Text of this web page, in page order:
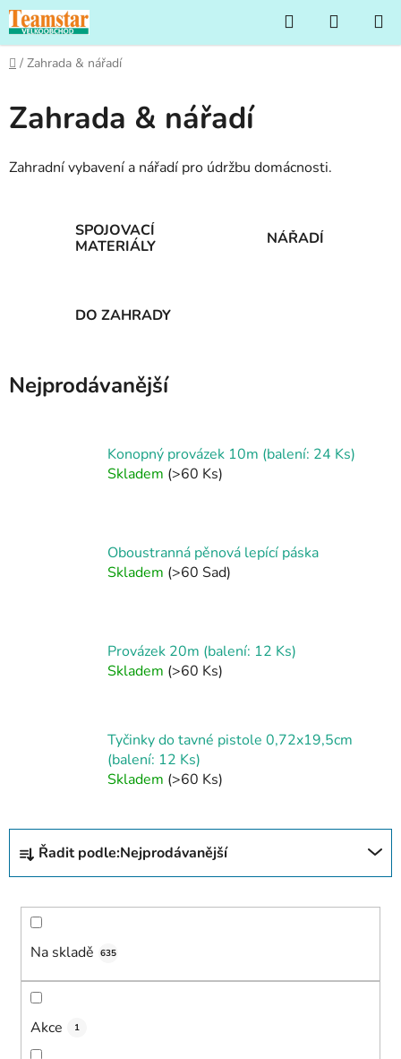
Přejít
na
obsah
Hledat
KOŠÍK
Domů
/ Zahrada & nářadí
Zahrada & nářadí
Zahradní vybavení a nářadí pro údržbu domácnosti.
SPOJOVACÍ
MATERIÁLY
NÁŘADÍ
DO ZAHRADY
Nejprodávanější
Konopný provázek 10m (balení: 24 Ks)
Skladem (>60 Ks)
Oboustranná pěnová lepící páska
Skladem (>60 Sad)
Provázek 20m (balení: 12 Ks)
Skladem (>60 Ks)
Tyčinky do tavné pistole 0,72x19,5cm
(balení: 12 Ks)
Skladem (>60 Ks)
Ř
z
Řadit podle:Nejprodávanější
Na skladě 635
Akce 1